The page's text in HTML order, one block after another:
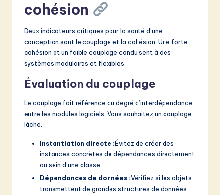
cohésion
Deux indicateurs critiques pour la santé d’une
conception sont le couplage et la cohésion. Une forte
cohésion et un faible couplage conduisent à des
systèmes modulaires et flexibles.
Évaluation du couplage
Le couplage fait référence au degré d’interdépendance
entre les modules logiciels. Vous souhaitez un couplage
lâche.
Instantiation directe :Évitez de créer des
instances concrètes de dépendances directement
au sein d’une classe.
Dépendances de données :Vérifiez si les objets
transmettent de grandes structures de données